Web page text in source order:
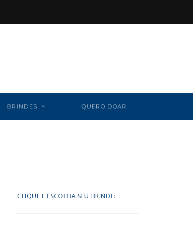
BRINDES QUERO DOAR
CLIQUE E ESCOLHA SEU BRINDE: